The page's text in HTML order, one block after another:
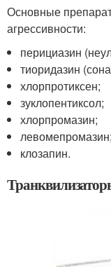
Основные
агрессивности:
перициазин
тиоридазин
хлорпротиксен;
зуклопентиксол;
хлорпромазин;
левомепромазин;
клозапин.